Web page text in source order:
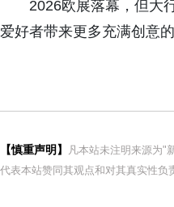
2026欧展落幕，但大
爱好者带来更多充满创意
【慎重声明】
凡本站未注明来源为"
代表本站赞同其观点和对其真实性